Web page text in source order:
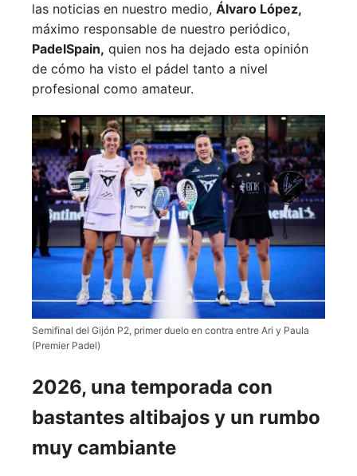
las noticias en nuestro medio, Álvaro López,
máximo responsable de nuestro periódico,
PadelSpain, quien nos ha dejado esta opinión
de cómo ha visto el pádel tanto a nivel
profesional como amateur.
Semifinal del Gijón P2, primer duelo en contra entre Ari y Paula
(Premier Padel)
2026, una temporada con
bastantes altibajos y un rumbo
muy cambiante